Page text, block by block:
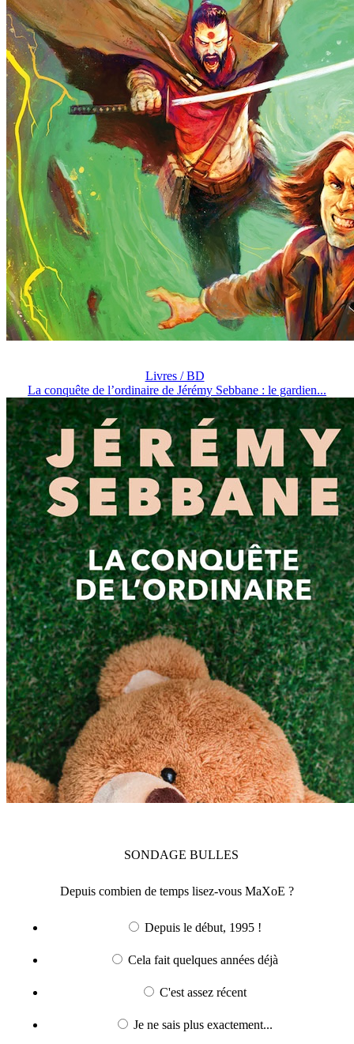
Livres / BD
La conquête de l’ordinaire de Jérémy Sebbane : le gardien...
SONDAGE BULLES
Depuis combien de temps lisez-vous MaXoE ?
Depuis le début, 1995 !
Cela fait quelques années déjà
C'est assez récent
Je ne sais plus exactement...